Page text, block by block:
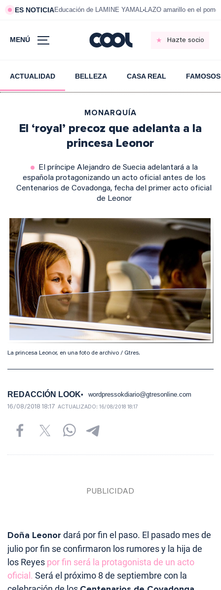
ES NOTICIAEducación de LAMINE YAMAL LAZO amarillo en el
MENÚ Hazte socio
ACTUALIDAD BELLEZA CASA REAL FAMOSOS
MONARQUÍA
El ‘royal’ precoz que adelanta a la
princesa Leonor
El príncipe Alejandro de Suecia adelantará a la
española protagonizando un acto oficial antes de los
Centenarios de Covadonga, fecha del primer acto oficial
de Leonor
La princesa Leonor, en una foto de archivo / Gtres.
REDACCIÓN LOOK wordpressokdiario@gtresonline.com
16/08/2018 18:17 ACTUALIZADO: 16/08/2018 18:17
Doña Leonor dará por fin el paso. El pasado mes de
julio por fin se confirmaron los rumores y la hija de
los Reyes por fin será la protagonista de un acto
oficial. Será el próximo 8 de septiembre con la